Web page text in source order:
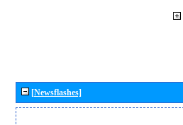
[Newsflashes]